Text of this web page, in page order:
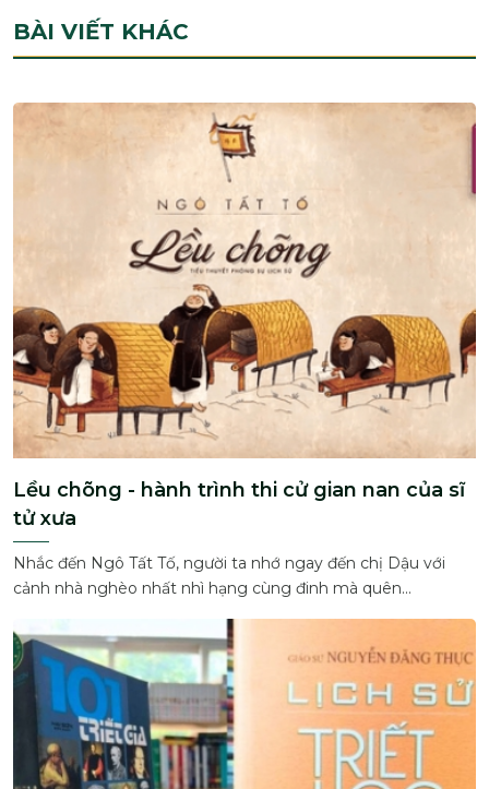
BÀI VIẾT KHÁC
Lều chõng - hành trình thi cử gian nan của sĩ
tử xưa
Nhắc đến Ngô Tất Tố, người ta nhớ ngay đến chị Dậu với
cảnh nhà nghèo nhất nhì hạng cùng đinh mà quên...